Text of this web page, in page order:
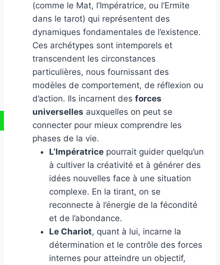
(comme le Mat, l’Impératrice, ou l’Ermite
dans le tarot) qui représentent des
dynamiques fondamentales de l’existence.
Ces archétypes sont intemporels et
transcendent les circonstances
particulières, nous fournissant des
modèles de comportement, de réflexion ou
d’action. Ils incarnent des forces
universelles auxquelles on peut se
connecter pour mieux comprendre les
phases de la vie.
L’Impératrice pourrait guider quelqu’un
à cultiver la créativité et à générer des
idées nouvelles face à une situation
complexe. En la tirant, on se
reconnecte à l’énergie de la fécondité
et de l’abondance.
Le Chariot, quant à lui, incarne la
détermination et le contrôle des forces
internes pour atteindre un objectif,